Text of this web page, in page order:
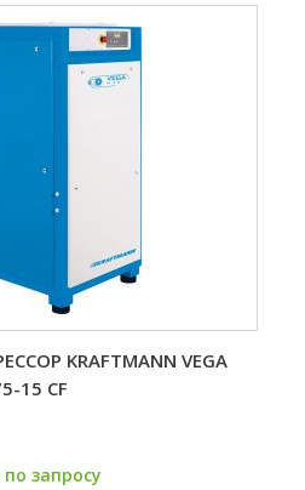
KRAFTMANN VEGA
15 CF
запросу